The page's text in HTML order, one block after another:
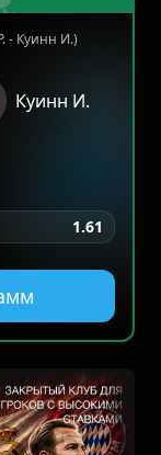
- Куинн И.)
Куинн И.
1.61